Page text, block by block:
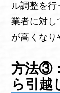
ル調整を
業者に対し
が高くなり
方法③
ら引越